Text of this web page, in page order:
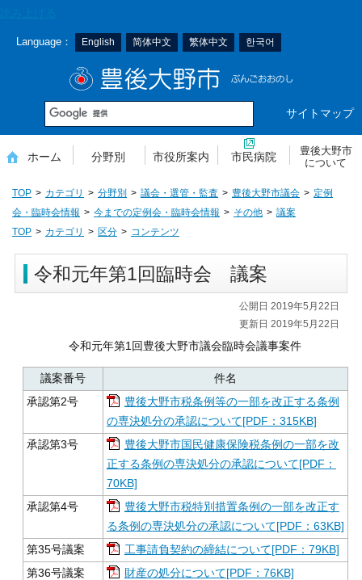
Language： English 简体中文 繁体中文 한국어
サイトマップ
ホーム 分野別 市役所案内 市民病院
豊後大野市
について
TOP カテゴリ 分野別 議会・選管・監査 豊後大野市議会
定例
会・臨時会情報
今までの定例会・臨時会情報 その他
議案
TOP
カテゴリ 区分 コンテンツ
令和元年第1回臨時会 議案
公開日 2019年5月22日
更新日 2019年5月22日
令和元年第1回豊後大野市議会臨時会議事案件
議案番号
件名
承認第2号
豊後大野市税条例等の一部を改正する条例
の専決処分の承認について[PDF：315KB]
承認第3号
豊後大野市国民健康保険税条例の一部を改
正する条例の専決処分の承認について[PDF：
70KB]
承認第4号
豊後大野市税特別措置条例の一部を改正す
る条例の専決処分の承認について[PDF：63KB]
第35号議案
工事請負契約の締結について[PDF：79KB]
第36号議案
財産の処分について[PDF：76KB]